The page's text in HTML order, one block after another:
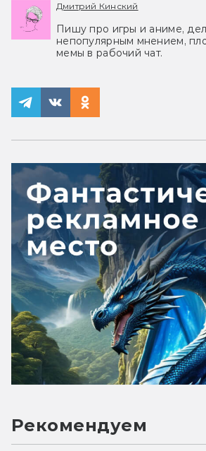
Дмитрий Кинский
Пишу про игры и аниме,
непопулярным мнением,
мемы в рабочий чат.
Рекомендуем